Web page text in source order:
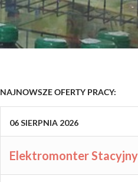
NAJNOWSZE OFERTY PRACY:
06SIERPNIA 2026